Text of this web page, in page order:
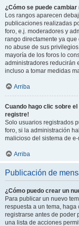
¿Cómo se puede cambiar
Los rangos aparecen
publicaciones realizadas
foro, e.j. moderadores y
rango directamente ya
no abuse de sus
mayoría de los foros lo
administradores reducirán
incluso a tomar medidas
Arriba
Cuando hago clic sobre
registre!
Solo usuarios registrados
foro, si la administración
malicioso del sistema de
Arriba
Publicación de
¿Cómo puedo crear un
Para publicar un nuevo
respuesta a un tema, haga
registrarse antes de poder
una lista de acciones